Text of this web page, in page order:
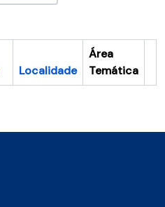
Localidade
Área
Temática